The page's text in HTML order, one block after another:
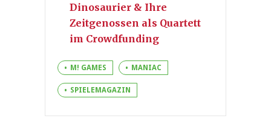
Dinosaurier & Ihre
Zeitgenossen als Quartett
im Crowdfunding
M! GAMES MANIAC
SPIELEMAGAZIN